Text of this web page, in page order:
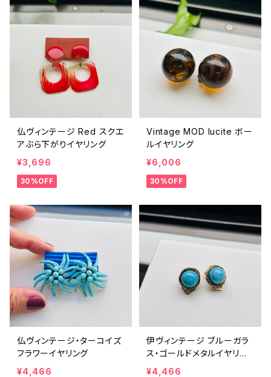
仏ヴィンテージ Red スクエ
アぶら下がりイヤリング
¥3,696
30%OFF
Vintage MOD lucite ボー
ルイヤリング
¥6,006
30%OFF
仏ヴィンテージ・ターコイズ
フラワーイヤリング
¥4,466
伊ヴィンテージ ブルーガラ
ス・ゴールドメタルイヤリン
グ
¥4,466